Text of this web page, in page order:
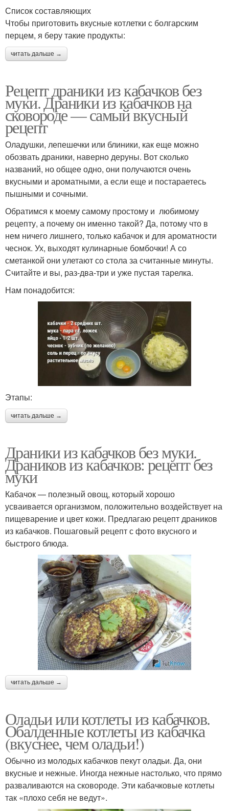
Список составляющих
Чтобы приготовить вкусные котлетки с болгарским
перцем, я беру такие продукты:
читать дальше →
Рецепт драники из кабачков без
муки. Драники из кабачков на
сковороде — самый вкусный
рецепт
Оладушки, лепешечки или блиники, как еще можно
обозвать драники, наверно деруны. Вот сколько
названий, но общее одно, они получаются очень
вкусными и ароматными, а если еще и постараетесь
пышными и сочными.
Обратимся к моему самому простому и любимому
рецепту, а почему он именно такой? Да, потому что в
нем ничего лишнего, только кабачок и для ароматности
чеснок. Ух, выходят кулинарные бомбочки! А со
сметанкой они улетают со стола за считанные минуты.
Считайте и вы, раз-два-три и уже пустая тарелка.
Нам понадобится:
Этапы:
читать дальше →
Драники из кабачков без муки.
Драников из кабачков: рецепт без
муки
Кабачок — полезный овощ, который хорошо
усваивается организмом, положительно воздействует на
пищеварение и цвет кожи. Предлагаю рецепт драников
из кабачков. Пошаговый рецепт с фото вкусного и
быстрого блюда.
читать дальше →
Оладьи или котлеты из кабачков.
Обалденные котлеты из кабачка
(вкуснее, чем оладьи!)
Обычно из молодых кабачков пекут оладьи. Да, они
вкусные и нежные. Иногда нежные настолько, что прямо
разваливаются на сковороде. Эти кабачковые котлеты
так «плохо себя не ведут».